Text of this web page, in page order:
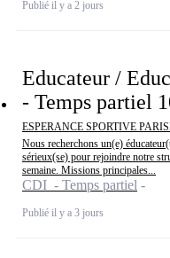
Publié il y a 2 jours
Educateur /
- Temps partiel
ESPERANCE SPORTIVE
Nous recherchons un(e)
sérieux(se) pour rejoindre notre
semaine. Missions principales...
CDI - Temps partiel
Publié il y a 3 jours